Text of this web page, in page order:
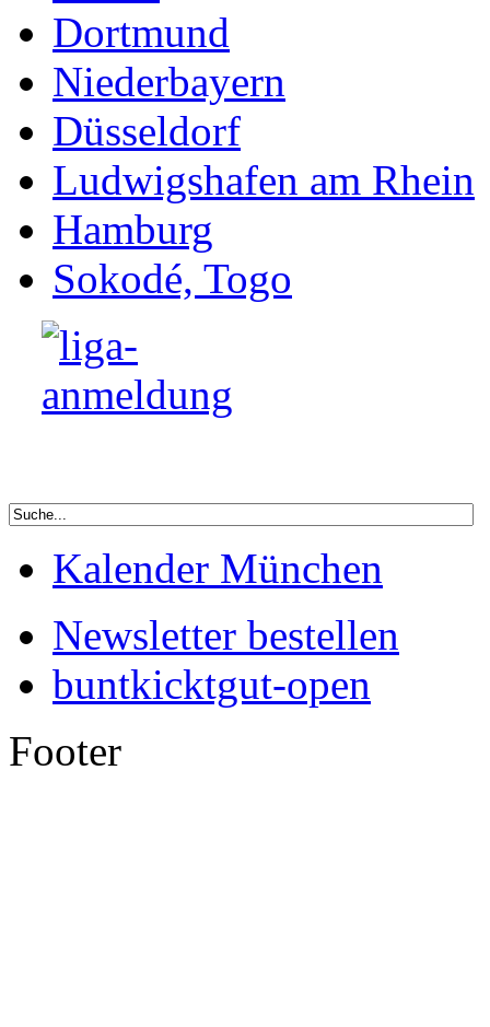
Dortmund
Niederbayern
Düsseldorf
Ludwigshafen am Rhein
Hamburg
Sokodé, Togo
Kalender München
Newsletter bestellen
buntkicktgut-open
Footer